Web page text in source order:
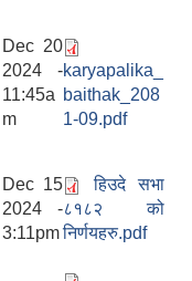
Dec 20
2024 -
11:45a
m
karyapalika_
baithak_208
1-09.pdf
Dec 15
2024 -
3:11pm
हिउदे सभा
८१८२ को
निर्णयहरु.pdf